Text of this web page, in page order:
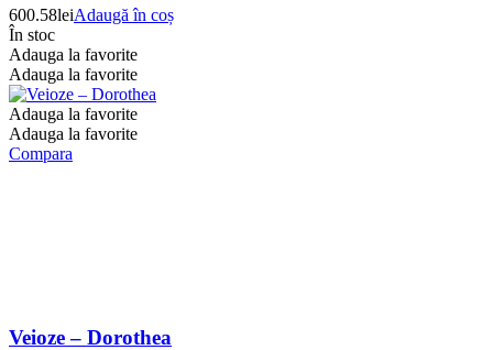
600.58leiAdaugă în coș
În stoc
Adauga la favorite
Adauga la favorite
Adauga la favorite
Adauga la favorite
Compara
Veioze – Dorothea